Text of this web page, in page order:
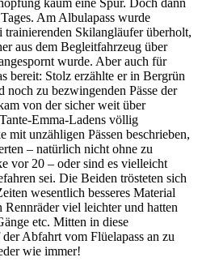
kaum eine Spur. Doch dann
Am Albulapass wurde
Skilangläufer überholt,
aus dem Begleitfahrzeug über
wurde. Aber auch für
bereit: Stolz erzählte er in Bergrün
noch zu bezwingenden Pässe der
von der sicher weit über
Emma-Ladens völlig
mit unzähligen Pässen beschrieben,
– natürlich nicht ohne zu
vor 20 – oder sind es vielleicht
sei. Die Beiden trösteten sich
wesentlich besseres Material
viel leichter und hatten
etc. Mitten in diese
Abfahrt vom Flüelapass an zu
wie immer!